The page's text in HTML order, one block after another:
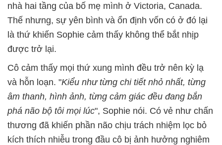
nhà hai tầng của bố mẹ mình ở Victoria, Canada.
Thế nhưng, sự yên bình và ổn định vốn có ở đó lại
là thứ khiến Sophie cảm thấy không thể bắt nhịp
được trở lại.
Cô cảm thấy mọi thứ xung mình đều trở nên kỳ lạ
và hỗn loạn. "Kiểu như từng chi tiết nhỏ nhất, từng
âm thanh, hình ảnh, từng cảm giác đều đang bắn
phá não bộ tôi mọi lúc", Sophie nói. Có vẻ như chấn
thương đã khiến phần não chịu trách nhiệm lọc bỏ
kích thích nhiễu trong đầu cô bị ảnh hưởng nghiêm